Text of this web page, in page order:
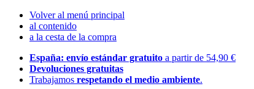
Volver al menú principal
al contenido
a la cesta de la compra
España: envío estándar gratuito a partir de 54,90 €
Devoluciones gratuitas
Trabajamos respetando el medio ambiente.